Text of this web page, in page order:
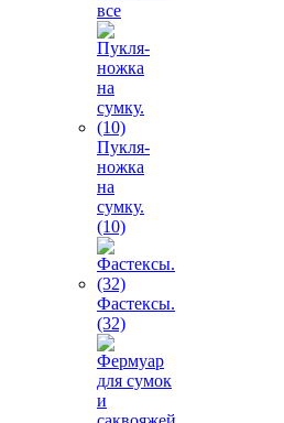
все
Пукля-
ножка
на
сумку.
(10)
Фастексы.
(32)